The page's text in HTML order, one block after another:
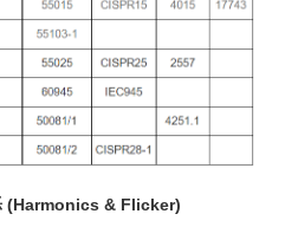
(Harmonics & Flicker)